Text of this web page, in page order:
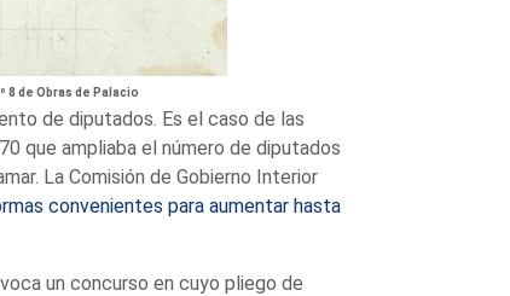
8 de Obras de Palacio
de diputados. Es el caso de las
que ampliaba el número de diputados
La Comisión de Gobierno Interior
convenientes para aumentar hasta
un concurso en cuyo pliego de